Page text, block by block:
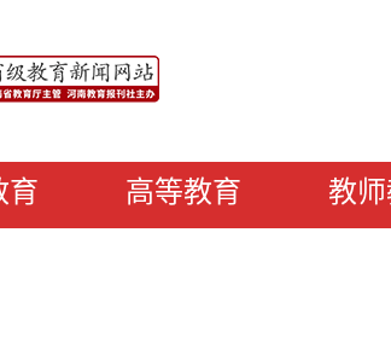
育 高等教育 教